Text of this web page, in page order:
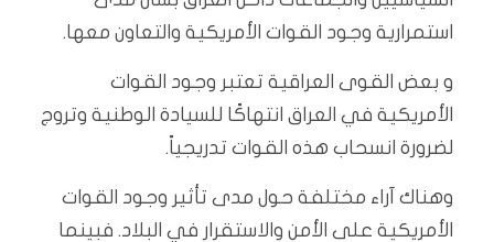
استمرارية وجود القوات الأمريكية والتعاون معها.
و بعض القوى العراقية تعتبر وجود القوات
الأمريكية في العراق انتهاكًا للسيادة الوطنية وتروج
لضرورة انسحاب هذه القوات تدريجياً.
وهناك آراء مختلفة حول مدى تأثير وجود القوات
الأمريكية على الأمن والاستقرار في البلاد. فبينما